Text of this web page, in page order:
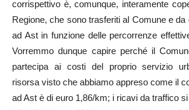
corrispettivo è, comunque, interamente
Regione, che sono trasferiti al Comune e
ad Ast in funzione delle percorrenze
Vorremmo dunque capire perché il
partecipa ai costi del proprio servizio
risorsa visto che abbiamo appreso come il
ad Ast è di euro 1,86/km; i ricavi da traffico